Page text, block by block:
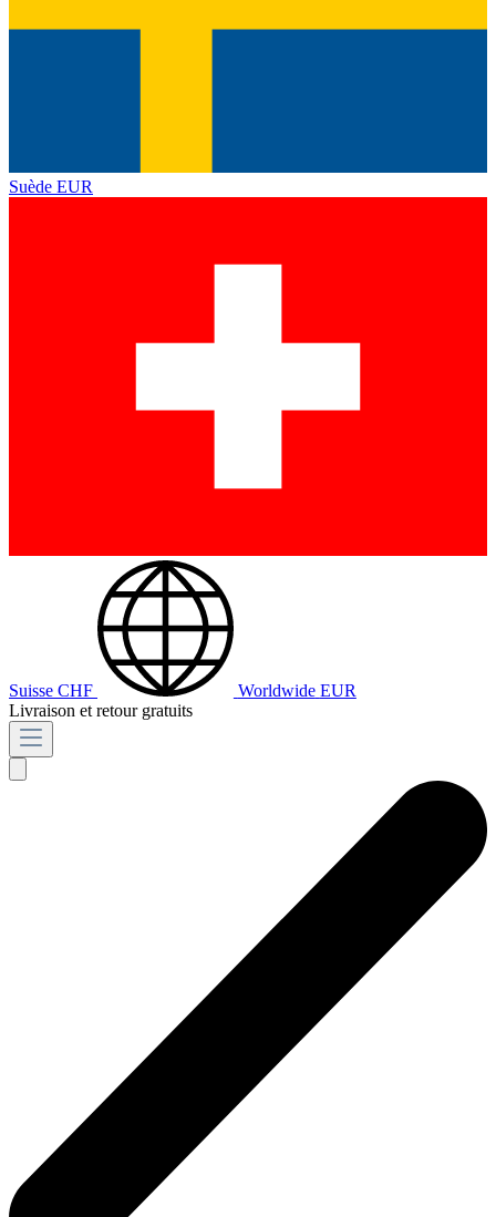
Suède EUR
Suisse CHF Worldwide EUR
Livraison et retour gratuits